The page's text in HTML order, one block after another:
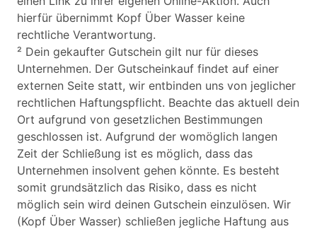
hierfür übernimmt Kopf Über Wasser keine
rechtliche Verantwortung.
² Dein gekaufter Gutschein gilt nur für dieses
Unternehmen. Der Gutscheinkauf findet auf einer
externen Seite statt, wir entbinden uns von jeglicher
rechtlichen Haftungspflicht. Beachte das aktuell dein
Ort aufgrund von gesetzlichen Bestimmungen
geschlossen ist. Aufgrund der womöglich langen
Zeit der Schließung ist es möglich, dass das
Unternehmen insolvent gehen könnte. Es besteht
somit grundsätzlich das Risiko, dass es nicht
möglich sein wird deinen Gutschein einzulösen. Wir
(Kopf Über Wasser) schließen jegliche Haftung aus